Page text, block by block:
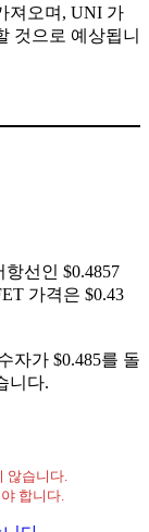
져오며, UNI 가
것으로 예상됩니
선인 $0.4857
가격은 $0.43
자가 $0.485를 돌
니다.
않습니다.
합니다.